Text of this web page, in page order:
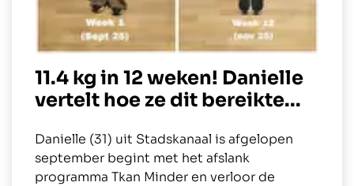
11.4 kg in 12 weken! Danielle
vertelt hoe ze dit bereikte...
Danielle (31) uit Stadskanaal is afgelopen
september begint met het afslank
programma Tkan Minder en verloor de